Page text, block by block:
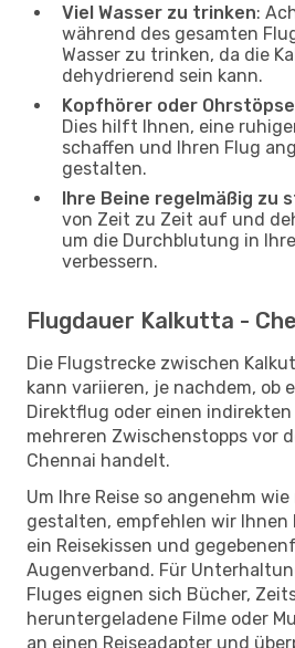
Viel Wasser zu trinken:
während des gesamten
Wasser zu trinken, da die
dehydrierend sein kann.
Kopfhörer oder
Dies hilft Ihnen, eine
schaffen und Ihren Flug
gestalten.
Ihre Beine regelmäßig zu
von Zeit zu Zeit auf und
um die Durchblutung in
verbessern.
Flugdauer Kalkutta -
Die Flugstrecke zwischen
kann variieren, je nachdem, ob
Direktflug oder einen
mehreren Zwischenstopps vor
Chennai handelt.
Um Ihre Reise so angenehm
gestalten, empfehlen wir Ihnen
ein Reisekissen und
Augenverband. Für
Fluges eignen sich Bücher,
heruntergeladene Filme oder
an einen Reiseadapter und